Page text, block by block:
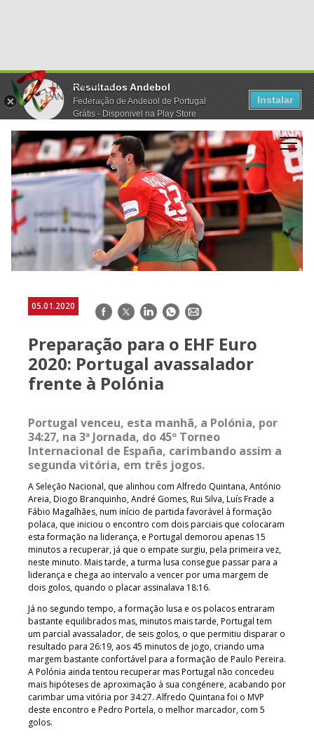
Resultados Andebol
Federação de Andebol de Portugal
Grátis - Disponivel na Play Store
Instalar
05.01.2020 Facebook
TwitterLinkedInWhatsApp
E-
Preparação para o EHF Euro
2020: Portugal avassalador
frente à Polónia
Portugal venceu, esta manhã, a Polónia, por
34:27, na 3ª Jornada, do 45º Torneo
Internacional de España, carimbando assim a
segunda vitória, em três jogos.
A Seleção Nacional, que alinhou com Alfredo Quintana, António
Areia, Diogo Branquinho, André Gomes, Rui Silva, Luís Frade a
Fábio Magalhães, num início de partida favorável à formação
polaca, que iniciou o encontro com dois parciais que colocaram
esta formação na liderança, e Portugal demorou apenas 15
minutos a recuperar, já que o empate surgiu, pela primeira vez,
neste minuto. Mais tarde, a turma lusa consegue passar para a
liderança e chega ao intervalo a vencer por uma margem de
dois golos, quando o placar assinalava 18:16.
Já no segundo tempo, a formação lusa e os polacos entraram
bastante equilibrados mas, minutos mais tarde, Portugal tem
um parcial avassalador, de seis golos, o que permitiu disparar o
resultado para 26:19, aos 45 minutos de jogo, criando uma
margem bastante confortável para a formação de Paulo Pereira.
A Polónia ainda tentou recuperar mas Portugal não concedeu
mais hipóteses de aproximação à sua congénere, acabando por
carimbar uma vitória por 34:27. Alfredo Quintana foi o MVP
deste encontro e Pedro Portela, o melhor marcador, com 5
golos.